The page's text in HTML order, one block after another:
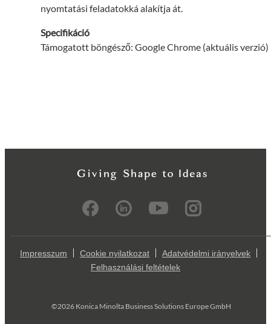
nyomtatási feladatokká alakítja át.
Specifikáció
Támogatott böngésző: Google Chrome (aktuális verzió)
Impresszum Cookie nyilatkozat
Adatvédelmi irányelvek
Felhasználási feltételek
©2026 Konica Minolta Business Solutions Europe GmbH